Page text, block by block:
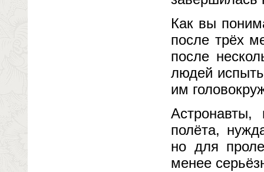
Как вы
после трёх
после
людей
им
полёта,
но для
менее